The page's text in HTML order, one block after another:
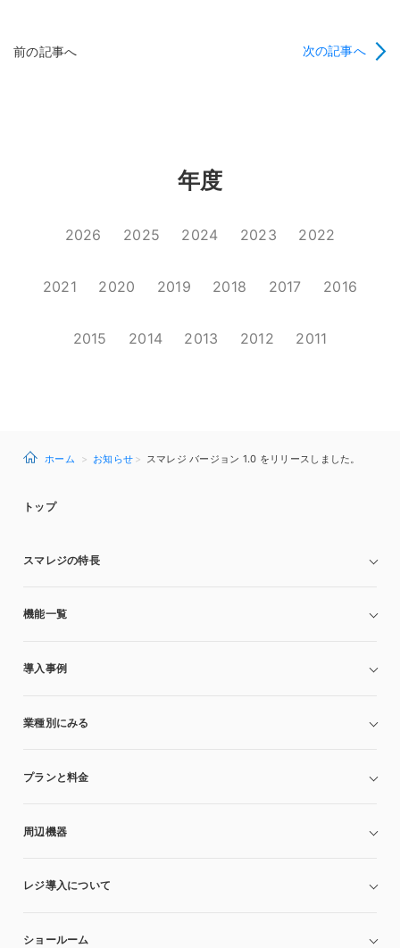
前の記事へ 次の記事へ
年度
2026 2025 2024 2023 2022
2021 2020 2019 2018 2017 2016
2015 2014 2013 2012 2011
ホーム お知らせ スマレジ バージョン 1.0 をリリースしました。
トップ
スマレジの特長
機能一覧
導入事例
業種別にみる
プランと料金
周辺機器
レジ導入について
ショールーム